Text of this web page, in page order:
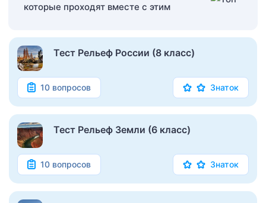
которые проходят вместе с этим
Тест Рельеф России (8 класс)
10 вопросов Знаток
Тест Рельеф Земли (6 класс)
10 вопросов Знаток